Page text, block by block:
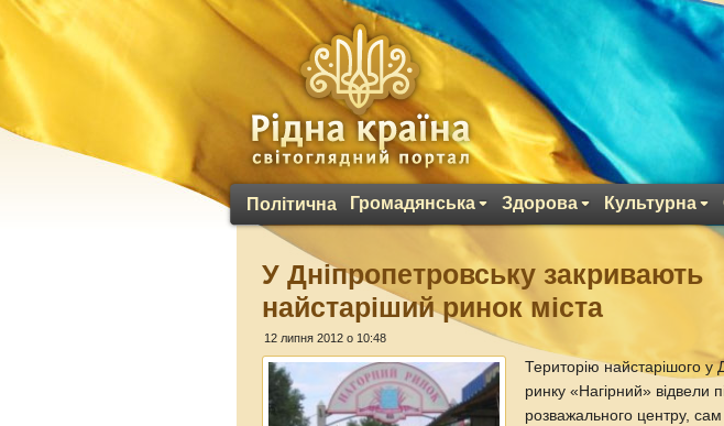
Політична Громадянська Здорова Культурна
У Дніпропетровську закривають
найстаріший ринок міста
12 липня 2012 о 10:48
Територію найстарішого у
ринку «Нагірний» відвели
розважального центру,